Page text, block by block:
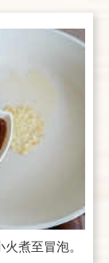
煮至冒泡。